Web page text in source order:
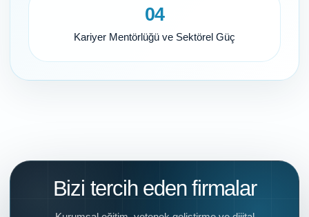
04
Kariyer Mentörlüğü ve Sektörel Güç
Bizi tercih eden firmalar